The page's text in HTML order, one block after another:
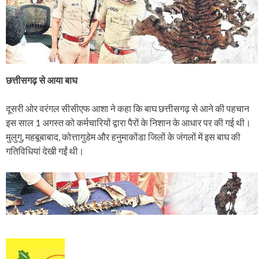
छत्तीसगढ़ से आया बाघ
दूसरी ओर वरंगल सीसीएफ आशा ने कहा कि बाघ छत्तीसगढ़ से आने की पहचान
इस साल 1 अगस्त को कर्मचारियों द्वारा पैरों के निशान के आधार पर की गई थी।
मुलुगु, महबूबाबाद, कोत्तागुडेम और हनुमाकोंडा जिलों के जंगलों में इस बाघ की
गतिविधियां देखी गईं थी।